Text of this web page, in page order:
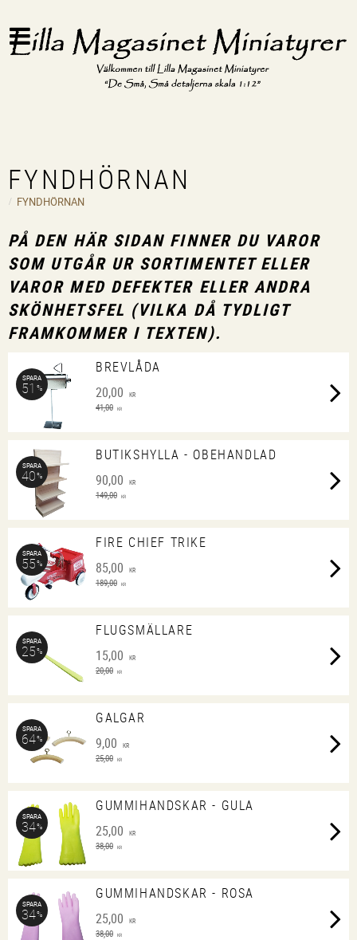
FYNDHÖRNAN
FYNDHÖRNAN
PÅ DEN HÄR SIDAN FINNER DU VAROR
SOM UTGÅR UR SORTIMENTET ELLER
VAROR MED DEFEKTER ELLER ANDRA
SKÖNHETSFEL (VILKA DÅ TYDLIGT
FRAMKOMMER I TEXTEN).
BREVLÅDA
20,00
KR
41,00 KR
SPARA
51 %
BUTIKSHYLLA - OBEHANDLAD
90,00
KR
149,00 KR
SPARA
40%
FIRE CHIEF TRIKE
85,00
KR
189,00 KR
SPARA
55%
FLUGSMÄLLARE
15,00
KR
20,00 KR
SPARA
25%
GALGAR
9,00
KR
25,00 KR
SPARA
64%
GUMMIHANDSKAR - GULA
25,00
KR
38,00 KR
SPARA
34%
GUMMIHANDSKAR - ROSA
25,00
KR
38,00 KR
SPARA
34%